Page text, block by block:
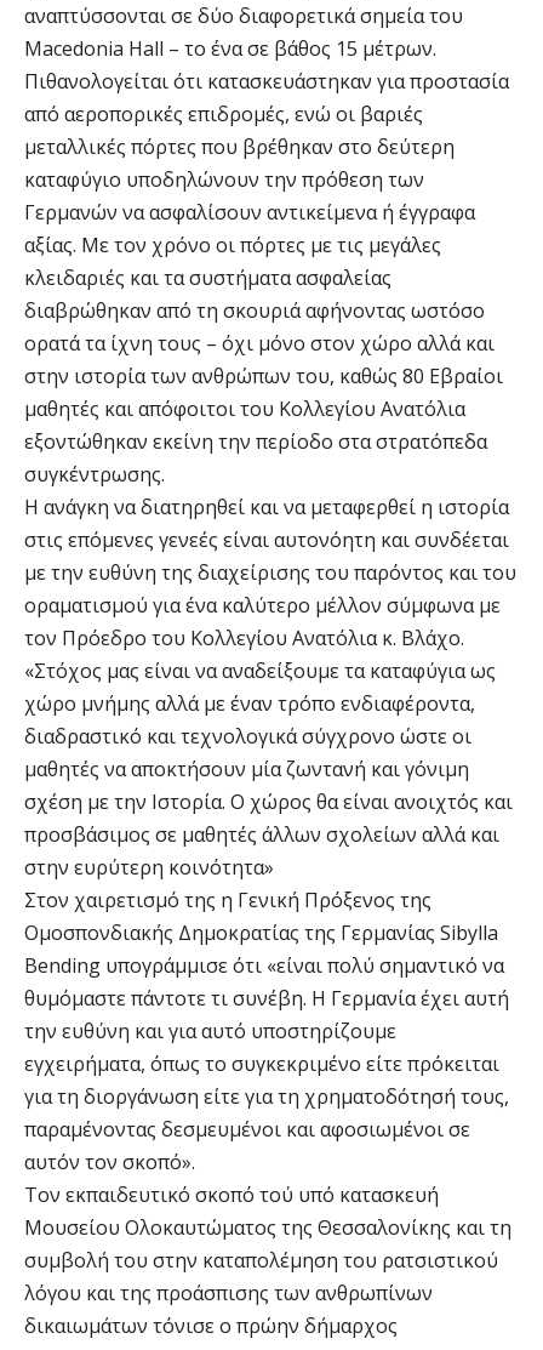
αναπτύσσονται σε δύο διαφορετικά σημεία του
Macedonia Hall – το ένα σε βάθος 15 μέτρων.
Πιθανολογείται ότι κατασκευάστηκαν για προστασία
από αεροπορικές επιδρομές, ενώ οι βαριές
μεταλλικές πόρτες που βρέθηκαν στο δεύτερη
καταφύγιο υποδηλώνουν την πρόθεση των
Γερμανών να ασφαλίσουν αντικείμενα ή έγγραφα
αξίας. Με τον χρόνο οι πόρτες με τις μεγάλες
κλειδαριές και τα συστήματα ασφαλείας
διαβρώθηκαν από τη σκουριά αφήνοντας ωστόσο
ορατά τα ίχνη τους – όχι μόνο στον χώρο αλλά και
στην ιστορία των ανθρώπων του, καθώς 80 Εβραίοι
μαθητές και απόφοιτοι του Κολλεγίου Ανατόλια
εξοντώθηκαν εκείνη την περίοδο στα στρατόπεδα
συγκέντρωσης.
Η ανάγκη να διατηρηθεί και να μεταφερθεί η ιστορία
στις επόμενες γενεές είναι αυτονόητη και συνδέεται
με την ευθύνη της διαχείρισης του παρόντος και του
οραματισμού για ένα καλύτερο μέλλον σύμφωνα με
τον Πρόεδρο του Κολλεγίου Ανατόλια κ. Βλάχο.
«Στόχος μας είναι να αναδείξουμε τα καταφύγια ως
χώρο μνήμης αλλά με έναν τρόπο ενδιαφέροντα,
διαδραστικό και τεχνολογικά σύγχρονο ώστε οι
μαθητές να αποκτήσουν μία ζωντανή και γόνιμη
σχέση με την Ιστορία. Ο χώρος θα είναι ανοιχτός και
προσβάσιμος σε μαθητές άλλων σχολείων αλλά και
στην ευρύτερη κοινότητα»
Στον χαιρετισμό της η Γενική Πρόξενος της
Ομοσπονδιακής Δημοκρατίας της Γερμανίας Sibylla
Bending υπογράμμισε ότι «είναι πολύ σημαντικό να
θυμόμαστε πάντοτε τι συνέβη. Η Γερμανία έχει αυτή
την ευθύνη και για αυτό υποστηρίζουμε
εγχειρήματα, όπως το συγκεκριμένο είτε πρόκειται
για τη διοργάνωση είτε για τη χρηματοδότησή τους,
παραμένοντας δεσμευμένοι και αφοσιωμένοι σε
αυτόν τον σκοπό».
Τον εκπαιδευτικό σκοπό τού υπό κατασκευή
Μουσείου Ολοκαυτώματος της Θεσσαλονίκης και τη
συμβολή του στην καταπολέμηση του ρατσιστικού
λόγου και της προάσπισης των ανθρωπίνων
δικαιωμάτων τόνισε ο πρώην δήμαρχος